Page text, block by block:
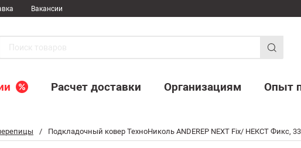
/ Подкладочный ковер ТехноНиколь ANDEREP NEXT Fix/ НЕКСТ Фикс,
Вакансии
Расчет доставки Организациям Опыт